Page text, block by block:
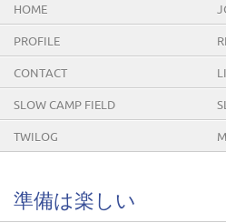
HOME
PROFILE
CONTACT
SLOW CAMP FIELD
TWILOG
準備は楽しい